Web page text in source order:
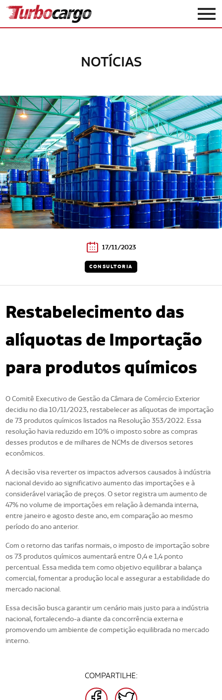
Turbocargo
NOTÍCIAS
17/11/2023
CONSULTORIA
Restabelecimento das
alíquotas de Importação
para produtos químicos
O Comitê Executivo de Gestão da Câmara de Comércio Exterior
decidiu no dia 10/11/2023, restabelecer as alíquotas de importação
de 73 produtos químicos listados na Resolução 353/2022. Essa
resolução havia reduzido em 10% o imposto sobre as compras
desses produtos e de milhares de NCMs de diversos setores
econômicos.
A decisão visa reverter os impactos adversos causados à indústria
nacional devido ao significativo aumento das importações e à
considerável variação de preços. O setor registra um aumento de
47% no volume de importações em relação à demanda interna,
entre janeiro e agosto deste ano, em comparação ao mesmo
período do ano anterior.
Com o retorno das tarifas normais, o imposto de importação sobre
os 73 produtos químicos aumentará entre 0,4 e 1,4 ponto
percentual. Essa medida tem como objetivo equilibrar a balança
comercial, fomentar a produção local e assegurar a estabilidade do
mercado nacional.
Essa decisão busca garantir um cenário mais justo para a indústria
nacional, fortalecendo-a diante da concorrência externa e
promovendo um ambiente de competição equilibrada no mercado
interno.
COMPARTILHE:
FACEBOOKTWITTER